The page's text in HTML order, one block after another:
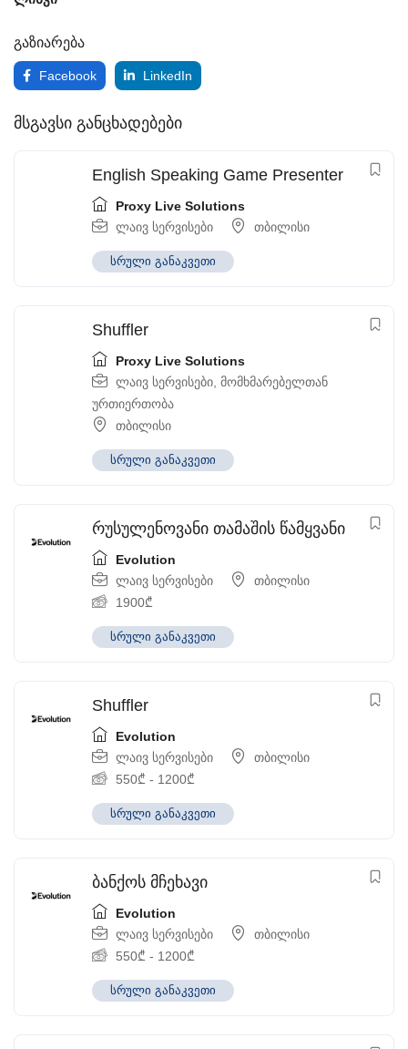
გაზიარება
Facebook LinkedIn
მსგავსი განცხადებები
English Speaking Game Presenter
Proxy Live Solutions
ლაივ სერვისები
თბილისი
სრული განაკვეთი
Shuffler
Proxy Live Solutions
ლაივ სერვისები მომხმარებელთან
ურთიერთობა
თბილისი
სრული განაკვეთი
რუსულენოვანი თამაშის წამყვანი
Evolution
ლაივ სერვისები
თბილისი
1900₾
სრული განაკვეთი
Shuffler
Evolution
ლაივ სერვისები
თბილისი
550₾ - 1200₾
სრული განაკვეთი
ბანქოს მჩეხავი
Evolution
ლაივ სერვისები
თბილისი
550₾ - 1200₾
სრული განაკვეთი